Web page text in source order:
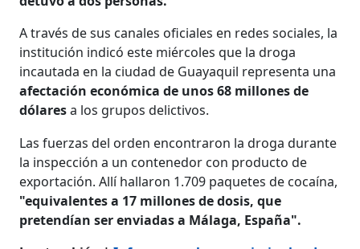
A través de sus canales oficiales en redes sociales, la
institución indicó este miércoles que la droga
incautada en la ciudad de Guayaquil representa una
afectación económica de unos 68 millones de
dólaresa los grupos delictivos.
Las fuerzas del orden encontraron la droga durante
la inspección a un contenedor con producto de
exportación. Allí hallaron 1.709 paquetes de cocaína,
"equivalentes a 17 millones de dosis, que
pretendían ser enviadas a Málaga, España".